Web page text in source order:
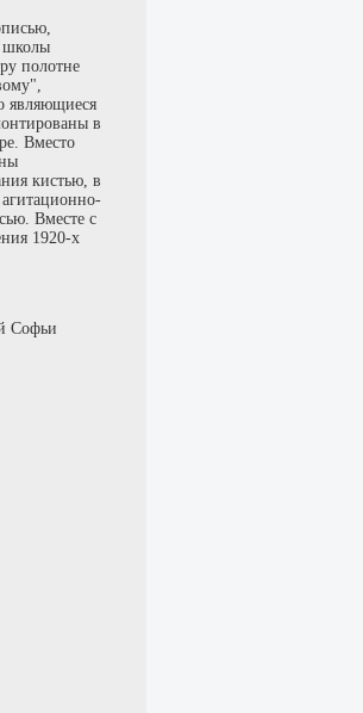
школы
полотне
являющиеся
в
Вместо
кистью, в
агитационно-
Вместе с
1920-х
Софьи